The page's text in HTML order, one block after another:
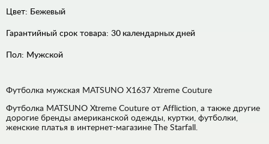
Цвет: Бежевый
Гарантийный срок товара: 30 календарных дней
Пол: Мужской
Футболка мужская MATSUNO X1637 Xtreme Couture
Футболка MATSUNO Xtreme Couture от Affliction, а также другие
дорогие бренды американской одежды, куртки, футболки,
женские платья в интернет-магазине The Starfall.